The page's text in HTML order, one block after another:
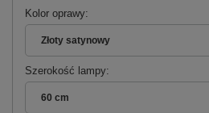
Kolor oprawy
Złoty satynowy
Szerokość lampy
60 cm